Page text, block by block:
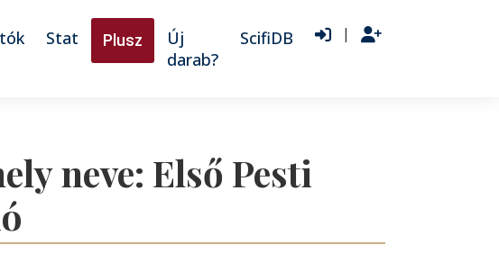
Stat Plusz
Új
darab?
ScifiDB |
neve: Első Pesti